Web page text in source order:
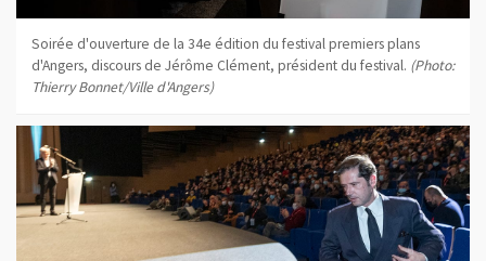
Soirée d'ouverture de la 34e édition du festival premiers plans
d'Angers, discours de Jérôme Clément, président du festival. (Photo:
Thierry Bonnet/Ville d'Angers)